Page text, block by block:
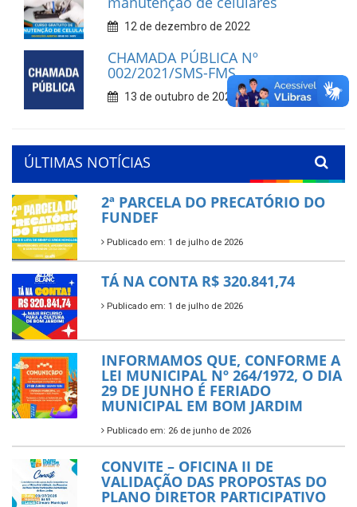
12 de dezembro de 2022
CHAMADA PÚBLICA Nº
002/2021/SMS-FMS
13 de outubro de 2021
ÚLTIMAS NOTÍCIAS
2ª PARCELA DO PRECATÓRIO DO
FUNDEF
Publicado em: 1 de julho de 2026
TÁ NA CONTA R$ 320.841,74
Publicado em: 1 de julho de 2026
INFORMAMOS QUE, CONFORME A
LEI MUNICIPAL Nº 264/1972, O DIA
29 DE JUNHO É FERIADO
MUNICIPAL EM BOM JARDIM
Publicado em: 26 de junho de 2026
CONVITE – OFICINA II DE
VALIDAÇÃO DAS PROPOSTAS DO
PLANO DIRETOR PARTICIPATIVO